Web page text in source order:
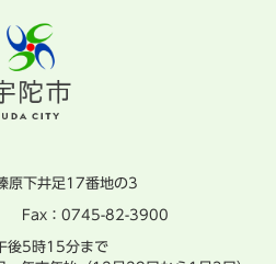
下井足17番地の3
Fax：0745-82-3900
後5時15分まで